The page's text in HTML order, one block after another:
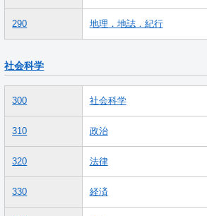
290 地理．地誌．紀行
社会科学
300 社会科学
310 政治
320 法律
330 経済